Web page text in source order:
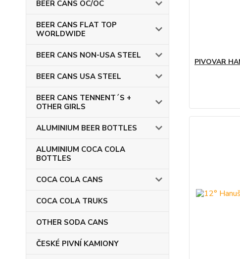
BEER CANS OC/OC
BEER CANS FLAT TOP
WORLDWIDE
BEER CANS NON-USA STEEL
BEER CANS USA STEEL
BEER CANS TENNENT´S +
OTHER GIRLS
ALUMINIUM BEER BOTTLES
ALUMINIUM COCA COLA
BOTTLES
COCA COLA CANS
COCA COLA TRUKS
OTHER SODA CANS
ČESKÉ PIVNÍ KAMIONY
PIVOVAR